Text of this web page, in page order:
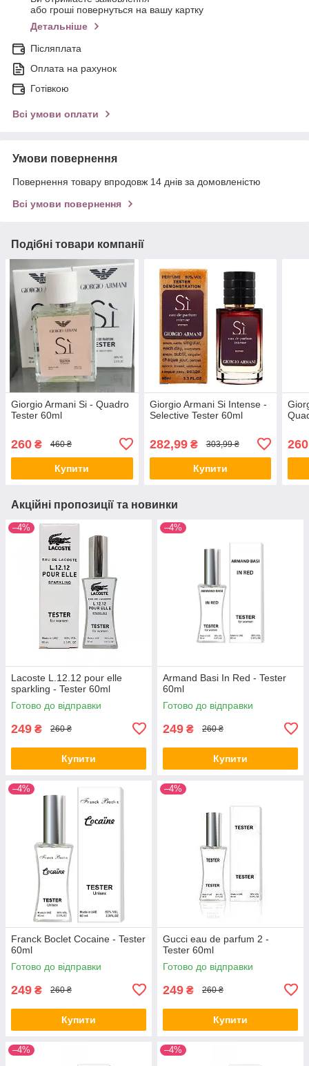
або гроші повернуться на вашу картку
Детальніше
Післяплата
Оплата на рахунок
Готівкою
Всі умови оплати
Умови повернення
Повернення товару впродовж 14 днів за домовленістю
Всі умови повернення
Подібні товари компанії
Giorgio Armani Si - Quadro
Tester 60ml
260 ₴ 460 ₴
Купити
Giorgio Armani Si Intense -
Selective Tester 60ml
282,99₴ 303,99 ₴
Купити
260
Акційні пропозиції та новинки
–4%
Lacoste L.12.12 pour elle
sparkling - Tester 60ml
Готово до відправки
249 ₴ 260 ₴
Купити
–4%
Armand Basi In Red - Tester
60ml
Готово до відправки
249 ₴ 260 ₴
Купити
–4%
Franck Boclet Cocaine - Tester
60ml
Готово до відправки
249 ₴ 260 ₴
Купити
–4%
Gucci eau de parfum 2 -
Tester 60ml
Готово до відправки
249 ₴ 260 ₴
Купити
–4% –4%